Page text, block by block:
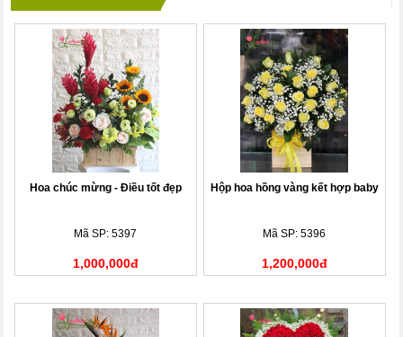
Hoa chúc mừng - Điều tốt đẹp
Mã SP: 5397
1,000,000đ
Hộp hoa hồng vàng kết hợp baby
Mã SP: 5396
1,200,000đ